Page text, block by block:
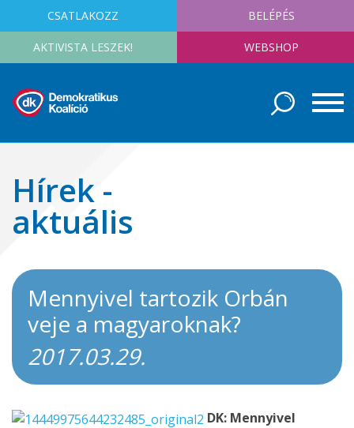
CSATLAKOZZ BELÉPÉS
AKTIVISTA LESZEK! WEBSHOP
Hírek -
aktuális
Mennyivel tartozik Orbán
veje a magyaroknak?
2017.03.29.
DK: Mennyivel